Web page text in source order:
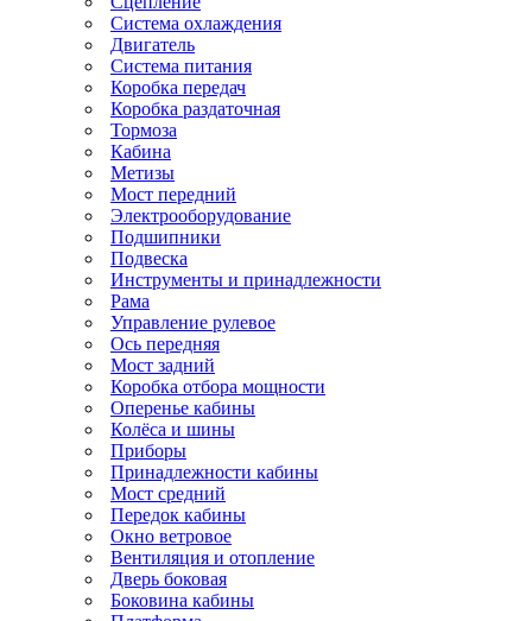
Система охлаждения
Двигатель
Система питания
Коробка передач
Коробка раздаточная
Тормоза
Кабина
Метизы
Мост передний
Электрооборудование
Подшипники
Подвеска
Инструменты и принадлежности
Рама
Управление рулевое
Ось передняя
Мост задний
Коробка отбора мощности
Оперенье кабины
Колёса и шины
Приборы
Принадлежности кабины
Мост средний
Передок кабины
Окно ветровое
Вентиляция и отопление
Дверь боковая
Боковина кабины